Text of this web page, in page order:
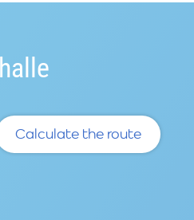
Calculate the route